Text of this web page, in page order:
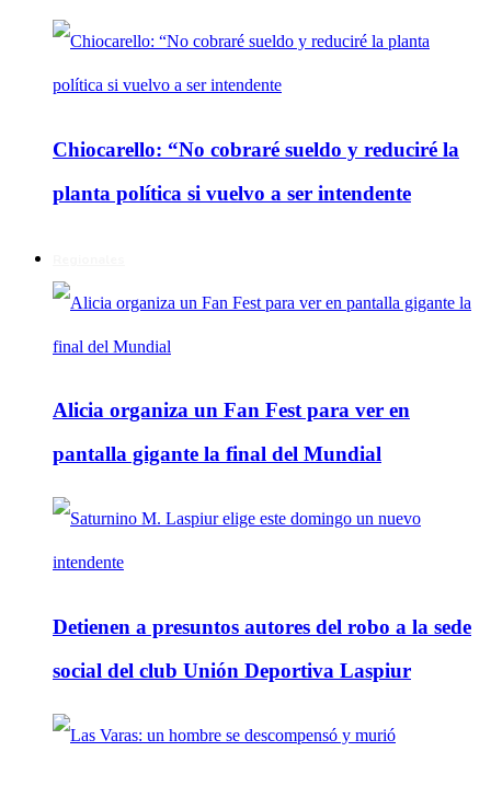
Chiocarello: “No cobraré sueldo y reduciré la
planta política si vuelvo a ser intendente
Alicia organiza un Fan Fest para ver en
pantalla gigante la final del Mundial
Detienen a presuntos autores del robo a la sede
social del club Unión Deportiva Laspiur